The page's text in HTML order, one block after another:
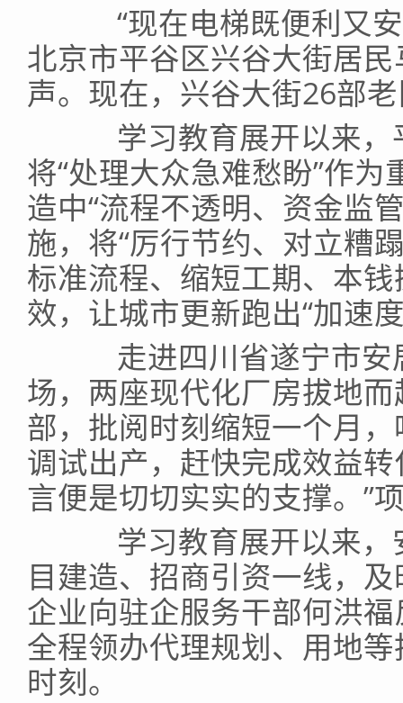
“现在电梯既便利又安
北京市平谷区兴谷大街居
声。现在，兴谷大街26部
学习教育展开以来，
将“处理大众急难愁盼”作
造中“流程不透明、资金监
施，将“厉行节约、对立糟
标准流程、缩短工期、本
效，让城市更新跑出“加速
走进四川省遂宁市安
场，两座现代化厂房拔地
部，批阅时刻缩短一个月
调试出产，赶快完成效益
言便是切切实实的支撑。”
学习教育展开以来，
目建造、招商引资一线，
企业向驻企服务干部何洪
全程领办代理规划、用地
时刻。